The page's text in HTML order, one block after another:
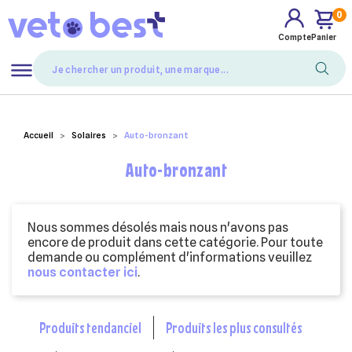
Compte
0
Panier
Accueil Solaires Auto-bronzant
Auto-bronzant
Nous sommes désolés mais nous n'avons pas
encore de produit dans cette catégorie. Pour toute
demande ou complément d'informations veuillez
nous contacter ici.
produits tendanciel
produits les plus consultés